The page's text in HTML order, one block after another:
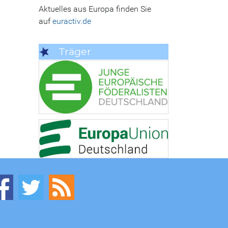
Aktuelles aus Europa finden Sie
aufeuractiv.de
Träger